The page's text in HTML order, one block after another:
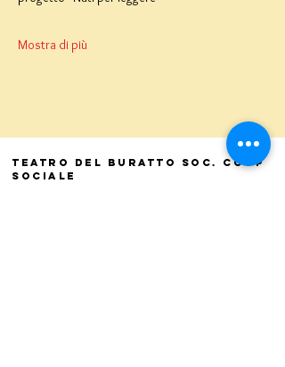
Mostra di più
Teatro del Buratto Soc. Coop
sociale